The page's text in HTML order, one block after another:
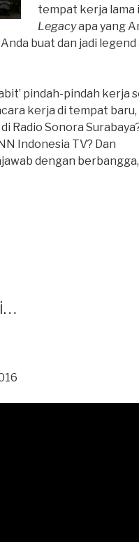
tempat kerja lama
Legacyapa yang
buat dan jadi legend
pindah-pindah kerja
kerja di tempat baru,
Radio Sonora
Indonesia TV? Dan
dengan berbangga,